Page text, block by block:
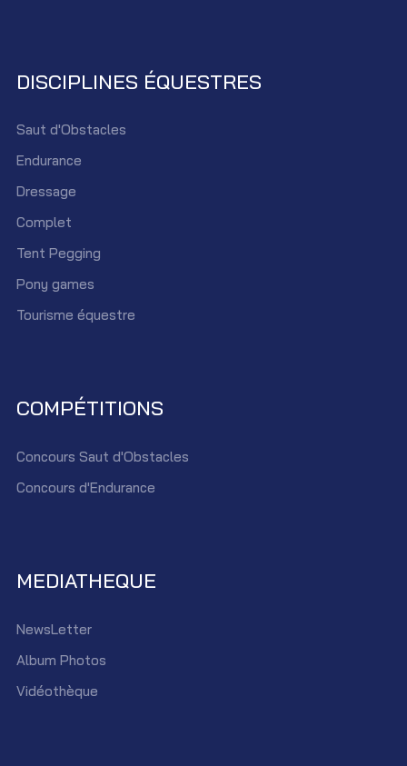
DISCIPLINES ÉQUESTRES
Saut d'Obstacles
Endurance
Dressage
Complet
Tent Pegging
Pony games
Tourisme équestre
COMPÉTITIONS
Concours Saut d'Obstacles
Concours d'Endurance
MEDIATHEQUE
NewsLetter
Album Photos
Vidéothèque